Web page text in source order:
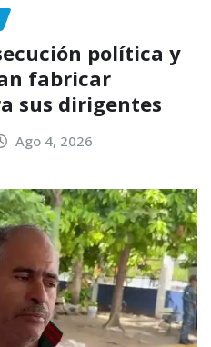
política y
fabricar
sus dirigentes
Ago 4, 2026